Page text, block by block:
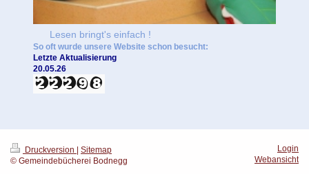
Lesen bringt's einfach !
So oft wurde unsere Website schon besucht:
Letzte Aktualisierung
20.05.26
Druckversion | Sitemap
© Gemeindebücherei Bodnegg
Login
Webansicht